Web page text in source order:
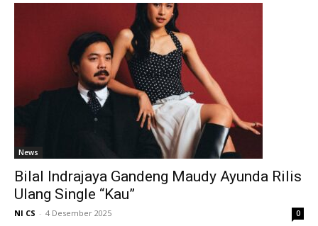
News
Bilal Indrajaya Gandeng Maudy Ayunda Rilis
Ulang Single “Kau”
NI CS - 4 Desember 2025 0